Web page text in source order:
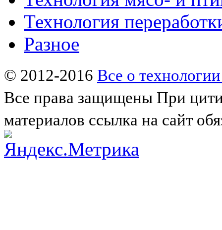
Технология
Разное
© 2012-2016 Все о
Все права защищены При
материалов ссылка на сайт